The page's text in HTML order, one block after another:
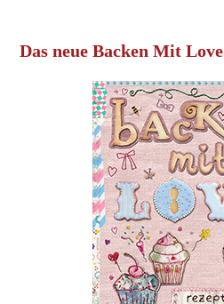
Das neue Backen Mit Love